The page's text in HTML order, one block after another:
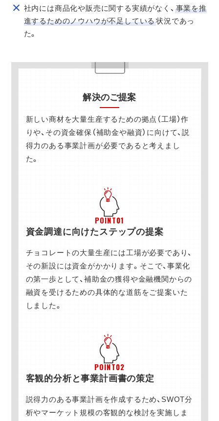
社内には商品化や販売に関する実績がなく、 事業を推
進するためのノウハウが不足している状況であっ
た。
解決のご提案
新しい商材を大量生産するための拠点（工場）作
りや、その資金確保（補助金や融資）に向けて、説
得力のある事業計画が必要であると考えまし
た。
POINT01
資金調達に向けたステップの提案
チョコレートの大量生産には工場が必要であり、
その新設には資金がかかります。そこで、事業化
の第一歩として、補助金の獲得や金融機関からの
融資を受けるための具体的な道筋をご提案いた
しました。
POINT02
客観的分析と事業計画書の策定
説得力のある事業計画を作成するため、SWOT分
析やマーケット規模の客観的な検討を実施しま